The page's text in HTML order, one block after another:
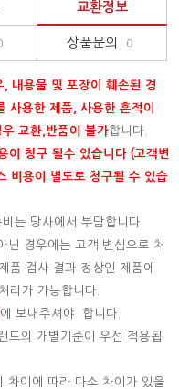
교환정보
상품문의 0
내용물 및 포장이 훼손된 경
사용한 제품, 사용한 흔적이
교환,반품이 불가합니다.
이 청구 될수 있습니다 (고객변
비용이 별도로 청구될 수 있습
는 당사에서 부담합니다.
닌 경우에는 고객 변심으로 처
품 검사 결과 정상인 제품에
리가 가능합니다.
에 보내주셔야 합니다.
드의 개별기준이 우선 적용됩
차이에 따라 다소 차이가 있을